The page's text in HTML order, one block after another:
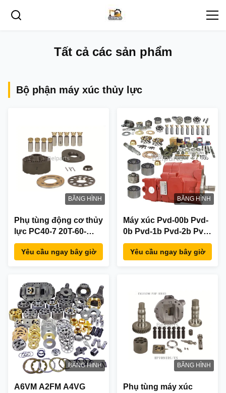
Tất cả các sản phẩm
Bộ phận máy xúc thủy lực
BĂNG HÌNH
Phụ tùng động cơ thủy
lực PC40-7 20T-60-
76710 Bảo hành 6
tháng
Yêu cầu ngay bây giờ
BĂNG HÌNH
Máy xúc Pvd-00b Pvd-
0b Pvd-1b Pvd-2b Pvd-
15b Pcr-5b Phv-4b Bộ
dụng cụ sửa chữa
Yêu cầu ngay bây giờ
BĂNG HÌNH
A6VM A2FM A4VG
BĂNG HÌNH
Phụ tùng máy xúc